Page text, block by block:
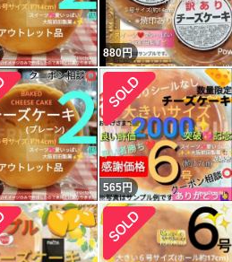
880円
565円